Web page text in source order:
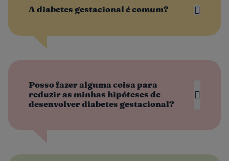
a mãe, o pai ou um irmão com diabetes)
anterior, ou outras complicações na
A diabetes gestacional é comum?
Posso fazer alguma coisa para
reduzir as minhas hipóteses de
desenvolver diabetes gestacional?